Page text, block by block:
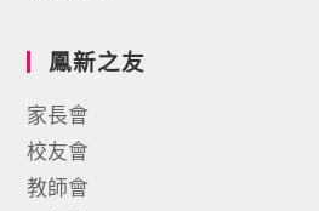
鳳新之友
家長會
校友會
教師會